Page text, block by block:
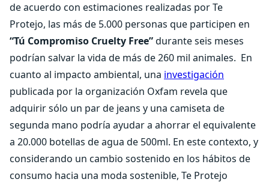
de acuerdo con estimaciones realizadas por Te
Protejo, las más de 5.000 personas que participen en
“Tú Compromiso Cruelty Free”durante seis meses
podrían salvar la vida de más de 260 mil animales. En
cuanto al impacto ambiental, una investigación
publicada por la organización Oxfam revela que
adquirir sólo un par de jeans y una camiseta de
segunda mano podría ayudar a ahorrar el equivalente
a 20.000 botellas de agua de 500ml. En este contexto, y
considerando un cambio sostenido en los hábitos de
consumo hacia una moda sostenible, Te Protejo